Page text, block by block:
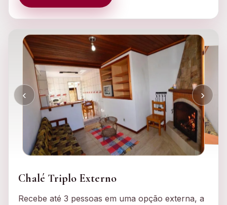
‹ ›
Chalé Triplo Externo
Recebe até 3 pessoas em uma opção externa, a